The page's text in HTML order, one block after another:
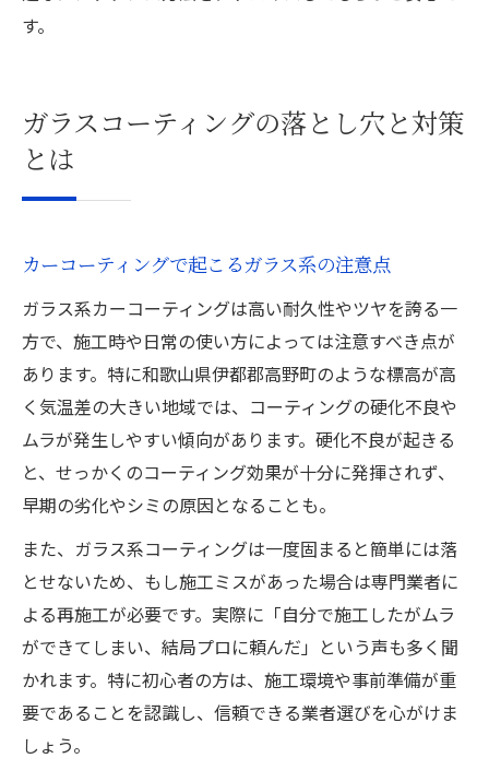
す。
ガラスコーティングの落とし穴と対策
とは
カーコーティングで起こるガラス系の注意点
ガラス系カーコーティングは高い耐久性やツヤを誇る一
方で、施工時や日常の使い方によっては注意すべき点が
あります。特に和歌山県伊都郡高野町のような標高が高
く気温差の大きい地域では、コーティングの硬化不良や
ムラが発生しやすい傾向があります。硬化不良が起きる
と、せっかくのコーティング効果が十分に発揮されず、
早期の劣化やシミの原因となることも。
また、ガラス系コーティングは一度固まると簡単には落
とせないため、もし施工ミスがあった場合は専門業者に
よる再施工が必要です。実際に「自分で施工したがムラ
ができてしまい、結局プロに頼んだ」という声も多く聞
かれます。特に初心者の方は、施工環境や事前準備が重
要であることを認識し、信頼できる業者選びを心がけま
しょう。